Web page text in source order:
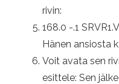
rivin:
168.0 -.1
Hänen ansiosta
Voit avata sen
esittele: Sen